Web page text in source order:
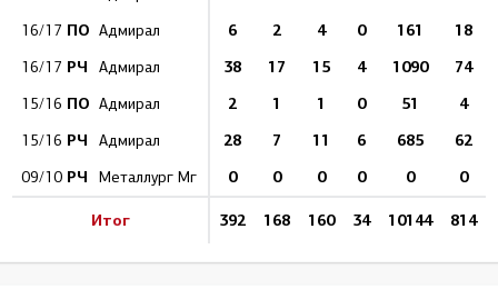
16/17 ПО Адмирал 6 2 4 0 161 18
16/17 РЧ Адмирал 38 17 15 4 1090 74
15/16 ПО Адмирал 2 1 1 0 51 4
15/16 РЧ Адмирал 28 7 11 6 685 62
09/10 РЧ Металлург Мг 0 0 0 0 0 0
Итог 392 168 160 34 10144 814